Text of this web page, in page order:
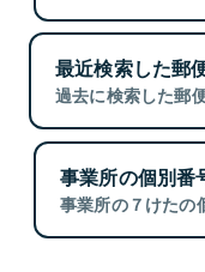
最近検索した郵
過去に検索した郵
事業所の個別番
事業所の７けたの